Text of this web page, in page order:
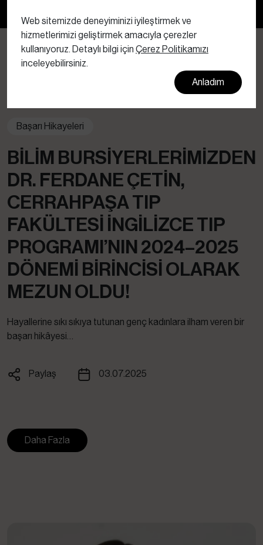
Web sitemizde deneyiminizi iyileştirmek ve
hizmetlerimizi geliştirmek amacıyla çerezler
kullanıyoruz. Detaylı bilgi için Çerez Politikamızı
inceleyebilirsiniz.
Anladım
Başarı Hikayeleri
BILIM BURSIYERLERIMIZDEN
DR. FERDANE ÇETIN,
CERRAHPAŞA TIP
FAKÜLTESI İNGILIZCE TIP
PROGRAMI’NIN 2024–2025
DÖNEMI BIRINCISI OLARAK
MEZUN OLDU!
Hayallerine sıkı sıkıya tutunan genç kadınlara ilham veren bir
başarı hikâyesi…
Paylaş 03.07.2025
Daha Fazla